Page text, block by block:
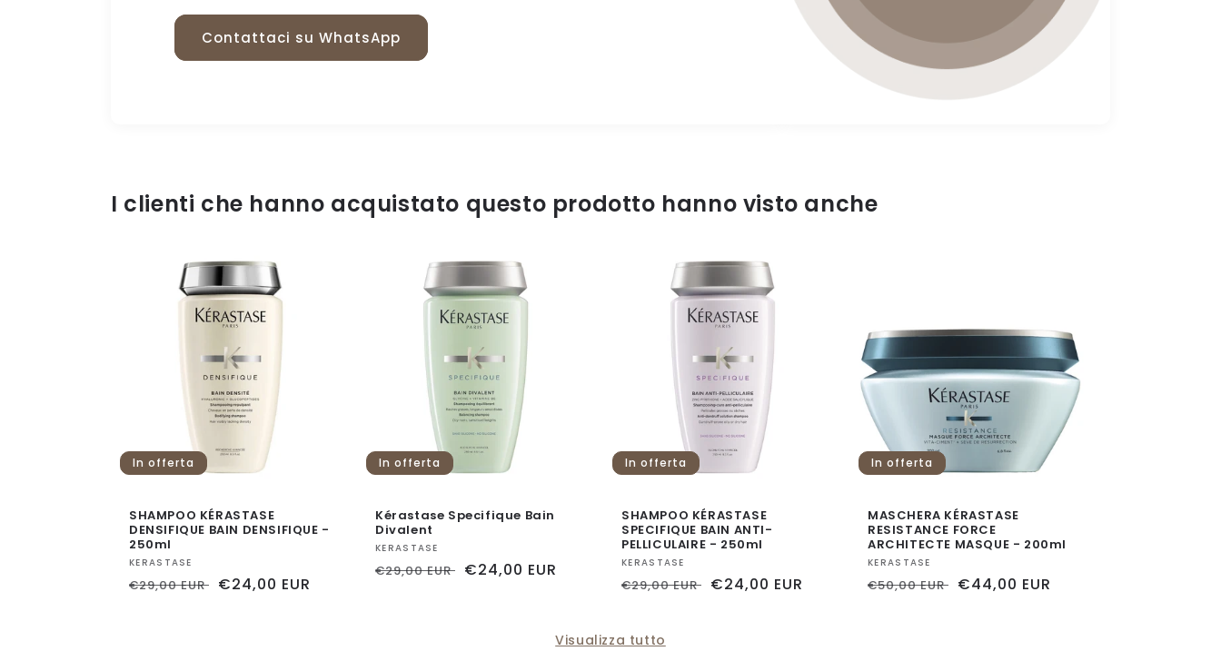
Contattaci su WhatsApp
I clienti che hanno acquistato questo prodotto hanno visto anche
In offerta
SHAMPOO KÉRASTASE
DENSIFIQUE BAIN DENSIFIQUE -
250ml
Fornitore:
KERASTASE
Prezzo
€29,00 EUR Prezzo
€24,00 EUR
In offerta
Kérastase Specifique Bain
Divalent
Fornitore:
KERASTASE
Prezzo
€29,00 EUR Prezzo
€24,00 EUR
In offerta
SHAMPOO KÉRASTASE
SPECIFIQUE BAIN ANTI-
PELLICULAIRE - 250ml
Fornitore:
KERASTASE
Prezzo
€29,00 EUR Prezzo
€24,00 EUR
In offerta
MASCHERA KÉRASTASE
RESISTANCE FORCE
ARCHITECTE MASQUE - 200ml
Fornitore:
KERASTASE
Prezzo
€50,00 EUR Prezzo
€44,00 EUR
Visualizza tutto